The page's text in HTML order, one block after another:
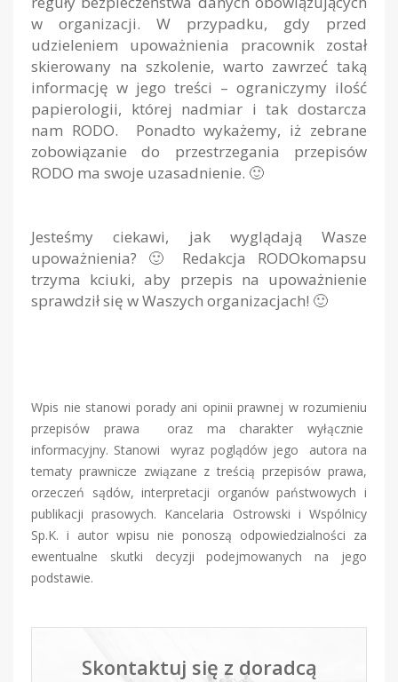
w organizacji. W przypadku, gdy przed
udzieleniem upoważnienia pracownik został
skierowany na szkolenie, warto zawrzeć taką
informację w jego treści – ograniczymy ilość
papierologii, której nadmiar i tak dostarcza
nam RODO. Ponadto wykażemy, iż zebrane
zobowiązanie do przestrzegania przepisów
RODO ma swoje uzasadnienie. 🙂
Jesteśmy ciekawi, jak wyglądają Wasze
upoważnienia? 🙂 Redakcja RODOkomapsu
trzyma kciuki, aby przepis na upoważnienie
sprawdził się w Waszych organizacjach! 🙂
Wpis nie stanowi porady ani opinii prawnej w rozumieniu
przepisów prawa oraz ma charakter wyłącznie
informacyjny. Stanowi wyraz poglądów jego autora na
tematy prawnicze związane z treścią przepisów prawa,
orzeczeń sądów, interpretacji organów państwowych i
publikacji prasowych. Kancelaria Ostrowski i Wspólnicy
Sp.K. i autor wpisu nie ponoszą odpowiedzialności za
ewentualne skutki decyzji podejmowanych na jego
podstawie.
Skontaktuj się z doradcą